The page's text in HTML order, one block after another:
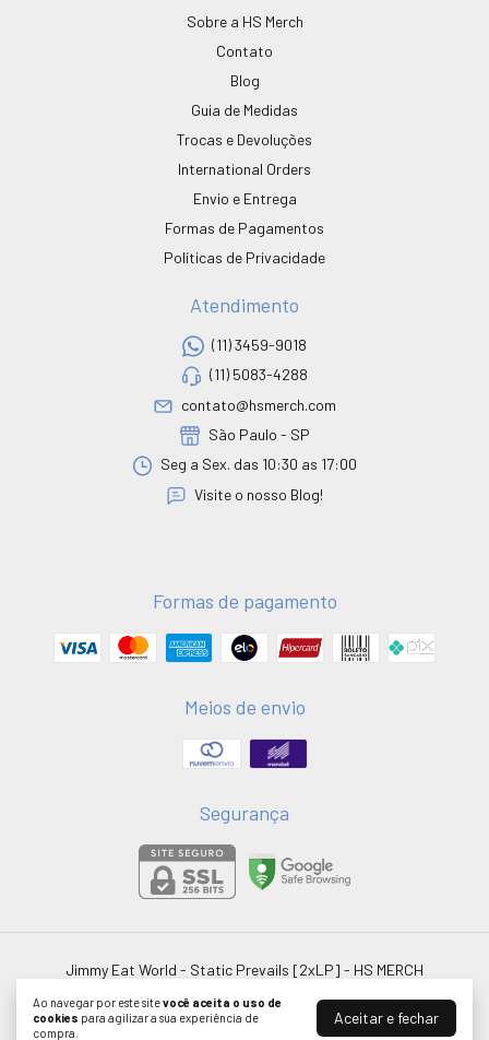
Ao navegar por este sitevocê aceita o uso de
cookies para agilizar a sua experiência de
compra.
Aceitar e fechar
Sobre a HS Merch
Contato
Blog
Guia de Medidas
Trocas e Devoluções
International Orders
Envio e Entrega
Formas de Pagamentos
Políticas de Privacidade
Atendimento
(11) 3459-9018
(11) 5083-4288
contato@hsmerch.com
São Paulo - SP
Seg a Sex. das 10:30 as 17:00
Visite o nosso Blog!
Formas de pagamento
Meios de envio
Segurança
Jimmy Eat World - Static Prevails [2xLP] - HS MERCH